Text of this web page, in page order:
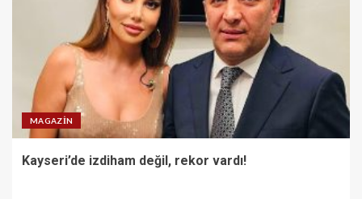
MAGAZIN
Kayseri’de izdiham değil, rekor vardı!